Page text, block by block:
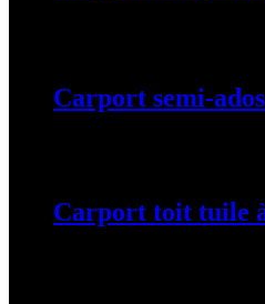
Carport semi-
Carport toit tuile